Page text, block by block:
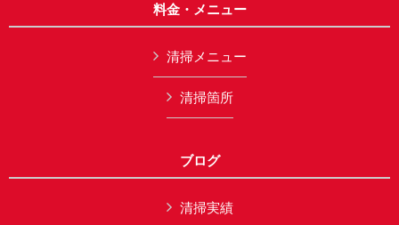
料金・メニュー
清掃メニュー
清掃箇所
ブログ
清掃実績